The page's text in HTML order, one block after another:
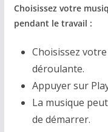
Choisissez votre
pendant le travail :
Choisissez
déroulante.
Appuyer sur
La musique
de démarrer.